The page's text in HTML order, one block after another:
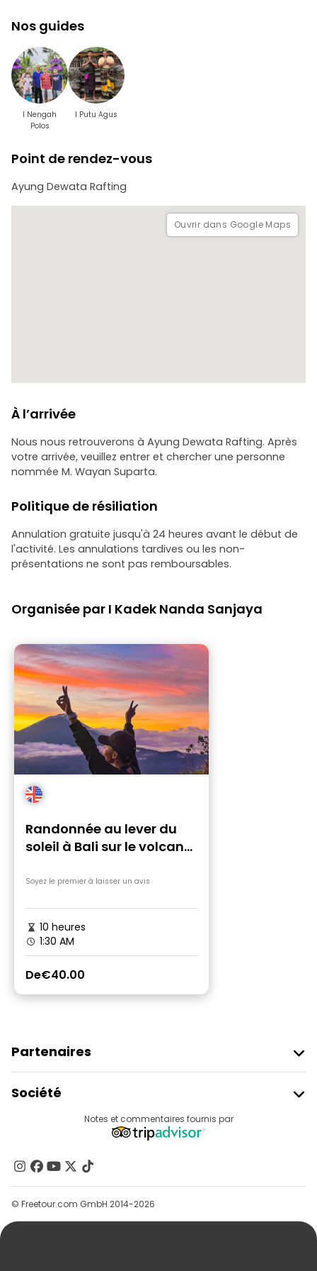
Douches et vestiaires :
douches et aux vestiaires.
Nos guides
I Nengah
Polos
I Putu Agus
Point de rendez-vous
Ayung Dewata Rafting
Ouvrir dans Google Maps
À l’arrivée
Nous nous retrouverons à Ayung Dewata Rafting. Après
votre arrivée, veuillez entrer et chercher une personne
nommée M. Wayan Suparta.
Politique de résiliation
Annulation gratuite jusqu'à 24 heures avant le début de
l'activité. Les annulations tardives ou les non-
présentations ne sont pas remboursables.
Organisée par I Kadek Nanda Sanjaya
Randonnée au lever du
soleil à Bali sur le volcan
Soyez le premier à laisser un avis
10 heures
1:30 AM
De€40.00
Partenaires
Connexion Du Fournisseur
Programme D’affiliation
Société
Contactez-Nous
Groupes
Aide
Notes et commentaires fournis par
© Freetour.com GmbH 2014-2026